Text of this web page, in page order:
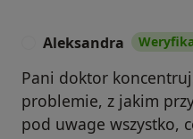
Aleksandra
Pani doktor
problemie, z jakim
pod uwage wszystko,